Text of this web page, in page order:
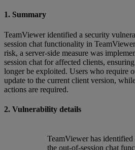
1. Summary
TeamViewer identified a security
session chat functionality in
risk, a server-side measure was
session chat for affected clients,
longer be exploited. Users who require
update to the current client version,
actions are required.
2. Vulnerability details
TeamViewer has
the out-of-session chat